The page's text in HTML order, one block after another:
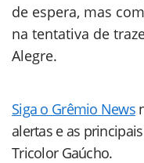
de espera, mas
na tentativa de
Alegre.
Siga o Grêmio News
alertas e as
Tricolor Gaúcho.